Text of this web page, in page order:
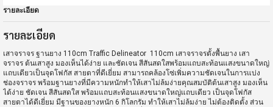
รายละเอียด
รายละเอียด
เสาจราจร ฐานยาง 110cm Traffic Delineator 110cm เสาจราจรตั้งพื้นยาง เสา
จราจร ต้นเสาสูง มองเห็นได้ง่าย และชัดเจน สีสันสดใสพร้อมแถบสะท้อนแสงขนาดใหญ่
แถบเดียวเป็นจุดโฟกัส สายตาที่ดีเยี่ยม สามารถคล้องโซ่เพิ่มความชัดเจนในการแบ่ง
ช่องจราจร พร้อมฐานยางที่มีความหนักทำให้เสาไม่ล้มง่ายคุณสมบัติต้นเสาสูง มองเห็น
ได้ง่าย ชัดเจน สีสันสดใส พร้อมแถบสะท้อนแสงขนาดใหญ่แถบเดียว เป็นจุดโฟกัส
สายตาได้ดีเยี่ยม มีฐานของยางหนัก 6 กิโลกรัม ทำให้เสาไม่ล้มง่าย ไม่ต้องติดตั้ง ส่วน